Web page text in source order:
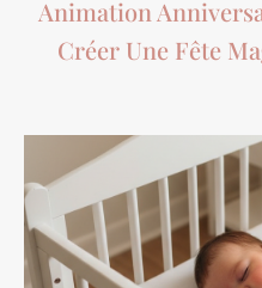
Animation
Créer Une Fête